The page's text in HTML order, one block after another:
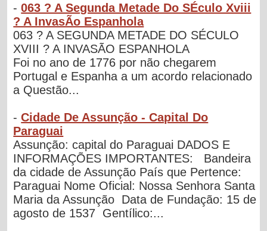
-063 ? A Segunda Metade Do SÉculo Xviii
? A InvasÃo Espanhola
063 ? A SEGUNDA METADE DO SÉCULO
XVIII ? A INVASÃO ESPANHOLA
Foi no ano de 1776 por não chegarem
Portugal e Espanha a um acordo relacionado
a Questão...
-Cidade De Assunção - Capital Do
Paraguai
Assunção: capital do Paraguai DADOS E
INFORMAÇÕES IMPORTANTES: Bandeira
da cidade de Assunção País que Pertence:
Paraguai Nome Oficial: Nossa Senhora Santa
Maria da Assunção Data de Fundação: 15 de
agosto de 1537 Gentílico:...